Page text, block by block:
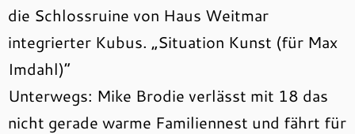
die Schlossruine von Haus Weitmar
integrierter Kubus. „Situation Kunst (für Max
Imdahl)“
Unterwegs: Mike Brodie verlässt mit 18 das
nicht gerade warme Familiennest und fährt für